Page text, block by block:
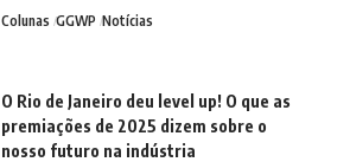
Colunas GGWP Notícias
O Rio de Janeiro deu level up! O que as
premiações de 2025 dizem sobre o
nosso futuro na indústria